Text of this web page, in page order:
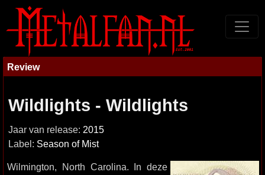
Review
Wildlights - Wildlights
Jaar van release: 2015
Label: Season of Mist
Wilmington, North Carolina. In deze